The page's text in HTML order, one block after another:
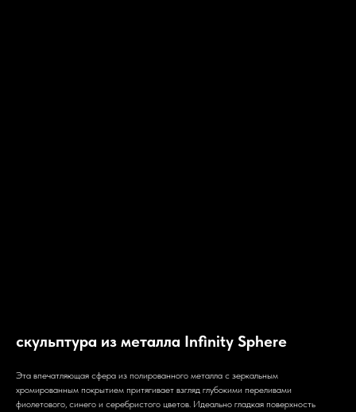
скульптура из металла Infinity Sphere
Эта впечатляющая сфера из полированного металла с зеркальным
хромированным покрытием притягивает взгляд глубокими переливами
фиолетового, синего и серебристого цветов. Идеально гладкая поверхность